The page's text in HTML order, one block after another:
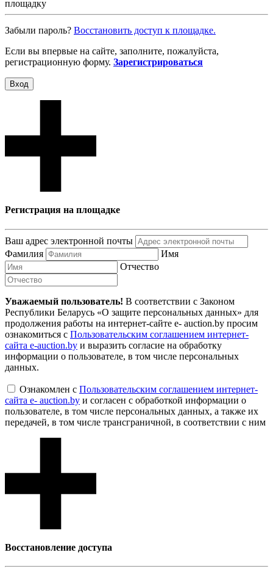
площадку
Забыли пароль? Восcтановить доступ к площадке.
Если вы впервые на сайте, заполните, пожалуйста,
регистрационную форму. Зарегистрироваться
Вход
Регистрация на площадке
Ваш адрес электронной почты
Фамилия
Имя
Отчество
Уважаемый пользователь! В соответствии с Законом
Республики Беларусь «О защите персональных данных» для
продолжения работы на интернет-сайте e- auction.by просим
ознакомиться с Пользовательским соглашением интернет-
сайта e-auction.by и выразить согласие на обработку
информации о пользователе, в том числе персональных
данных.
Ознакомлен с Пользовательским соглашением интернет-
сайта e- auction.by и согласен с обработкой информации о
пользователе, в том числе персональных данных, а также их
передачей, в том числе трансграничной, в соответствии с ним
Восcтановление доступа